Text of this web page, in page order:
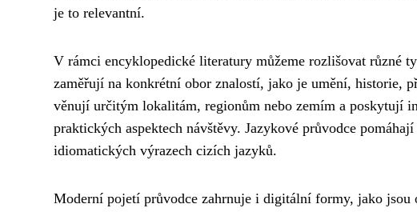
je to relevantní.
V rámci encyklopedické literatury můžeme rozlišovat různé
zaměřují na konkrétní obor znalostí, jako je umění, historie,
věnují určitým lokalitám, regionům nebo zemím a poskytují
praktických aspektech návštěvy. Jazykové průvodce
idiomatických výrazech cizích jazyků.
Moderní pojetí průvodce zahrnuje i digitální formy, jako